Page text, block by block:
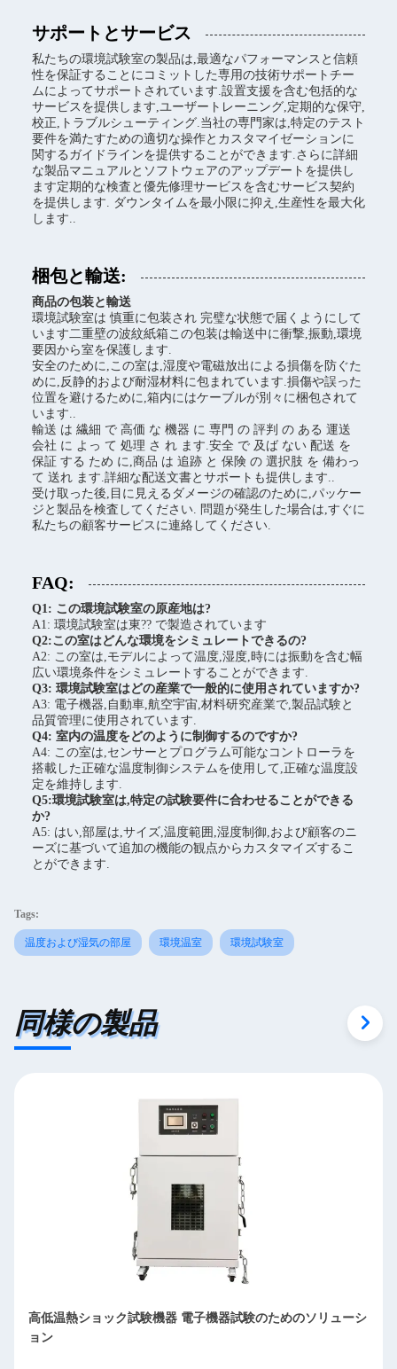
サポートとサービス
私たちの環境試験室の製品は,最適なパフォーマンスと信頼
性を保証することにコミットした専用の技術サポートチー
ムによってサポートされています.設置支援を含む包括的な
サービスを提供します,ユーザートレーニング,定期的な保守,
校正,トラブルシューティング.当社の専門家は,特定のテスト
要件を満たすための適切な操作とカスタマイゼーションに
関するガイドラインを提供することができます.さらに詳細
な製品マニュアルとソフトウェアのアップデートを提供し
ます定期的な検査と優先修理サービスを含むサービス契約
を提供します. ダウンタイムを最小限に抑え,生産性を最大化
します..
梱包と輸送:
商品の包装と輸送
環境試験室は 慎重に包装され 完璧な状態で届くようにして
います二重壁の波紋紙箱この包装は輸送中に衝撃,振動,環境
要因から室を保護します.
安全のために,この室は,湿度や電磁放出による損傷を防ぐた
めに,反静的および耐湿材料に包まれています.損傷や誤った
位置を避けるために,箱内にはケーブルが別々に梱包されて
います..
輸送 は 繊細 で 高価 な 機器 に 専門 の 評判 の ある 運送
会社 に よっ て 処理 さ れ ます.安全 で 及ば ない 配送 を
保証 する ため に,商品 は 追跡 と 保険 の 選択肢 を 備わっ
て 送れ ます.詳細な配送文書とサポートも提供します..
受け取った後,目に見えるダメージの確認のために,パッケー
ジと製品を検査してください. 問題が発生した場合は,すぐに
私たちの顧客サービスに連絡してください.
FAQ:
Q1: この環境試験室の原産地は?
A1: 環境試験室は東?? で製造されています
Q2:この室はどんな環境をシミュレートできるの?
A2: この室は,モデルによって温度,湿度,時には振動を含む幅
広い環境条件をシミュレートすることができます.
Q3: 環境試験室はどの産業で一般的に使用されていますか?
A3: 電子機器,自動車,航空宇宙,材料研究産業で,製品試験と
品質管理に使用されています.
Q4: 室内の温度をどのように制御するのですか?
A4: この室は,センサーとプログラム可能なコントローラを
搭載した正確な温度制御システムを使用して,正確な温度設
定を維持します.
Q5:環境試験室は,特定の試験要件に合わせることができる
か?
A5: はい,部屋は,サイズ,温度範囲,湿度制御,および顧客のニ
ーズに基づいて追加の機能の観点からカスタマイズするこ
とができます.
Tags:
温度および湿気の部屋 環境温室 環境試験室
同様の製品
高低温熱ショック試験機器 電子機器試験のためのソリューシ
ョン